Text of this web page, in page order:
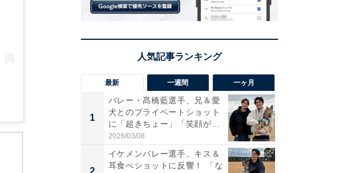
最新 一週間 一ヶ月
1
バレー・髙橋藍選手、兄＆愛
犬とのプライベートショット
に「超きちょー」「笑顔が見
れ...
2026/03/08
2
イケメンバレー選手、キス＆
耳食べショットに反響！ 「な